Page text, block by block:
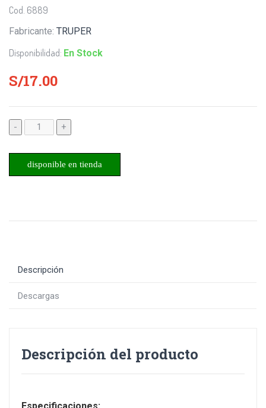
Cod. 6889
Fabricante: TRUPER
Disponibilidad: En Stock
S/17.00
- +
disponible en tienda
Descripción
Descargas
Descripción del producto